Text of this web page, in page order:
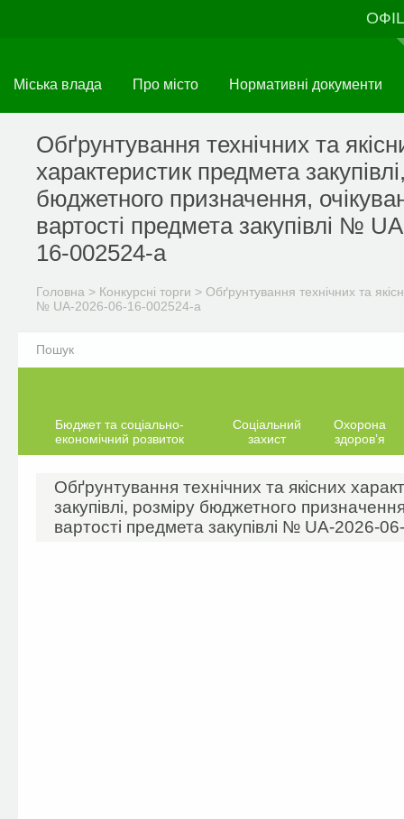
Міська влада Про місто Нормативні документи
Обґрунтування технічних та
характеристик предмета
бюджетного призначення,
вартості предмета закупівлі №
16-002524-a
Головна > Конкурсні торги > Обґрунтування технічних та
№ UA-2026-06-16-002524-a
Бюджет та соціально-
економічний розвиток
Соціальний
захист
Охорона
здоров’я
Обґрунтування технічних та якісних
закупівлі, розміру бюджетного
вартості предмета закупівлі № UA-2026-